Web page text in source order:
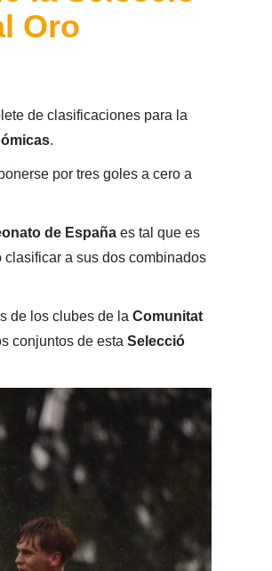
Oro
de clasificaciones para la
.
por tres goles a cero a
de España es tal que es
a sus dos combinados
de los clubes de la Comunitat
conjuntos de esta Selecció